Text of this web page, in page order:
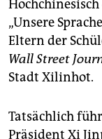
„Unsere
Eltern der
Wall Street
Stadt Xilinhot.
Tatsächlich
Präsident Xi